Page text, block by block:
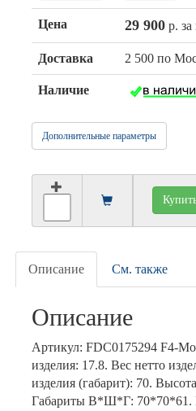
Цена 29 900р. за
Доставка 2 500 по
Наличие
Дополнительные параметры
Описание См. также
Описание
Артикул: FDC0175294 F4-
изделия: 17.8. Вес нетто
изделия (габарит): 70.
Габариты В*Ш*Г: 70*70*61.